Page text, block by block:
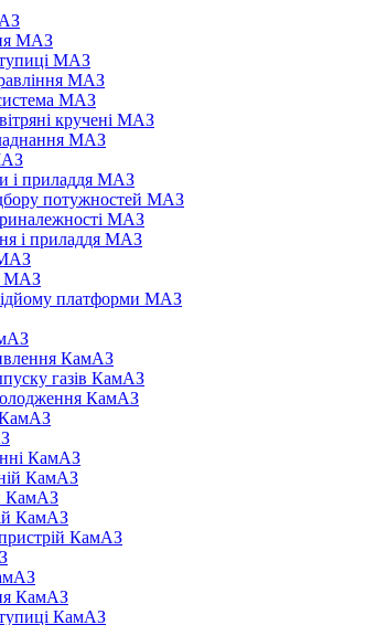
МАЗ
МАЗ
МАЗ
МАЗ
кручені МАЗ
МАЗ
і приладдя МАЗ
потужностей МАЗ
МАЗ
і приладдя МАЗ
МАЗ
платформи МАЗ
КамАЗ
газів КамАЗ
КамАЗ
КамАЗ
КамАЗ
КамАЗ
КамАЗ
КамАЗ
КамАЗ
КамАЗ
КамАЗ